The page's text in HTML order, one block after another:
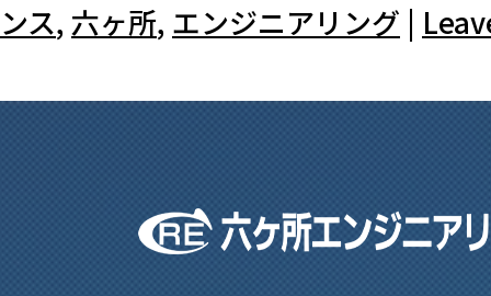
ンス, 六ヶ所, エンジニアリング |